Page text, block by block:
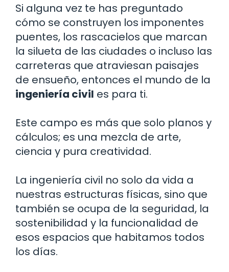
Si alguna vez te has preguntado
cómo se construyen los imponentes
puentes, los rascacielos que marcan
la silueta de las ciudades o incluso las
carreteras que atraviesan paisajes
de ensueño, entonces el mundo de la
ingeniería civil es para ti.
Este campo es más que solo planos y
cálculos; es una mezcla de arte,
ciencia y pura creatividad.
La ingeniería civil no solo da vida a
nuestras estructuras físicas, sino que
también se ocupa de la seguridad, la
sostenibilidad y la funcionalidad de
esos espacios que habitamos todos
los días.